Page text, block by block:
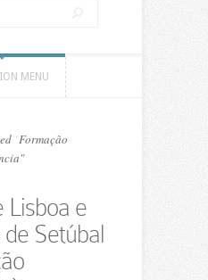
MENU
Formação
Lisboa e
Setúbal